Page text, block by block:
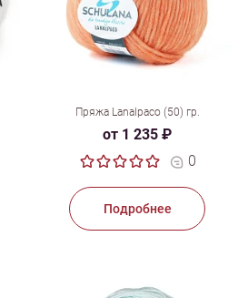
Пряжа Lanalpaco (50) гр.
от 1 235 ₽
0
Подробнее